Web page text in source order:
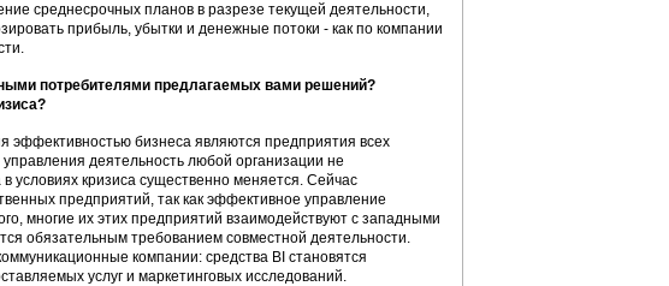
среднесрочных планов в разрезе текущей деятельности,
прибыль, убытки и денежные потоки - как по компании
потребителями предлагаемых вами решений?
эффективностью бизнеса являются предприятия всех
деятельность любой организации не
условиях кризиса существенно меняется. Сейчас
предприятий, так как эффективное управление
многие их этих предприятий взаимодействуют с западными
обязательным требованием совместной деятельности.
компании: средства BI становятся
услуг и маркетинговых исследований.